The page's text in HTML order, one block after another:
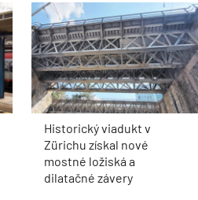
Historický viadukt v
Zürichu získal nové
mostné ložiská a
dilatačné závery